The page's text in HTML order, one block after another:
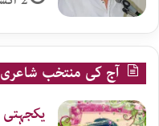
آج کی منتخب شاعری
یکجہتی